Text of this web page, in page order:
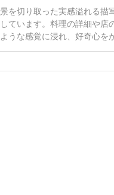
を切り取った実感溢れる描
ています。料理の詳細や
うな感覚に浸れ、好奇心を